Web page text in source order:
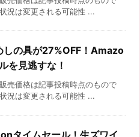
況は変更される可能性 ...
しの具が27%OFF！Amazo
を見逃すな！
売価格は記事投稿時点のもので
況は変更される可能性 ...